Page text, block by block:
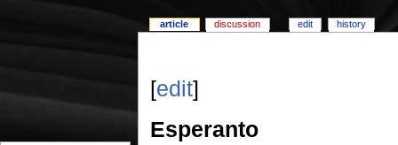
[edit]
Esperanto
article discussion edit history